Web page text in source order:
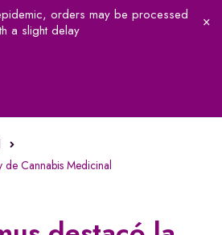
orders may be processed
a slight delay
de Cannabis Medicinal